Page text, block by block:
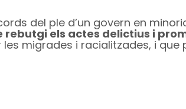
del ple d’un govern en
rebutgi els actes delictius i
migrades i racialitzades, i que